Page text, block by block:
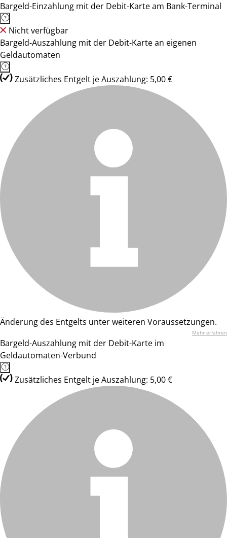
Bargeld-Einzahlung mit der Debit-Karte am Bank-Terminal
Nicht verfügbar
Bargeld-Auszahlung mit der Debit-Karte an eigenen
Geldautomaten
Zusätzliches Entgelt je Auszahlung: 5,00 €
Änderung des Entgelts unter weiteren Voraussetzungen.
Mehr erfahren
Bargeld-Auszahlung mit der Debit-Karte im
Geldautomaten-Verbund
Zusätzliches Entgelt je Auszahlung: 5,00 €